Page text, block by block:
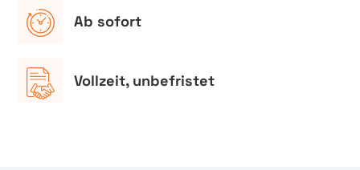
Ab sofort
Vollzeit, unbefristet